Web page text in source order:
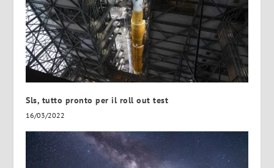
Sls, tutto pronto per il roll out test
16/03/2022